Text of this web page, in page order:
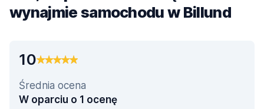
wynajmie samochodu w Billund
10
Średnia ocena
W oparciu o 1 ocenę